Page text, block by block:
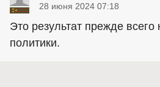
28 июня 2024 07:18
Это результат прежде
политики.